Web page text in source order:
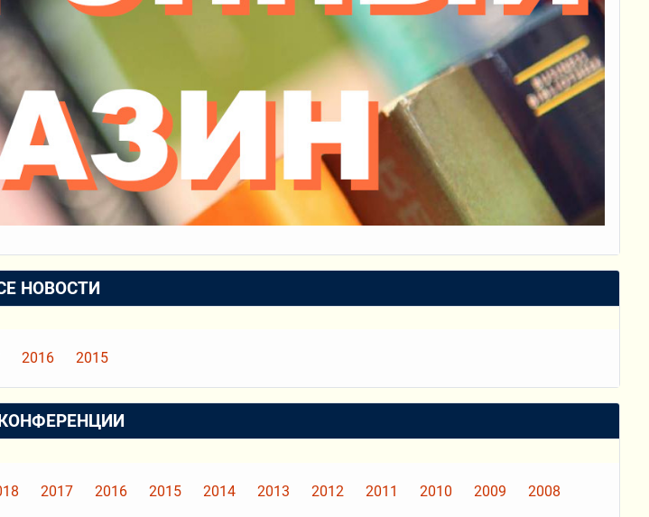
НОВОСТИ
2016 2015
2017 2016 2015 2014 2013 2012 2011 2010 2009
2008